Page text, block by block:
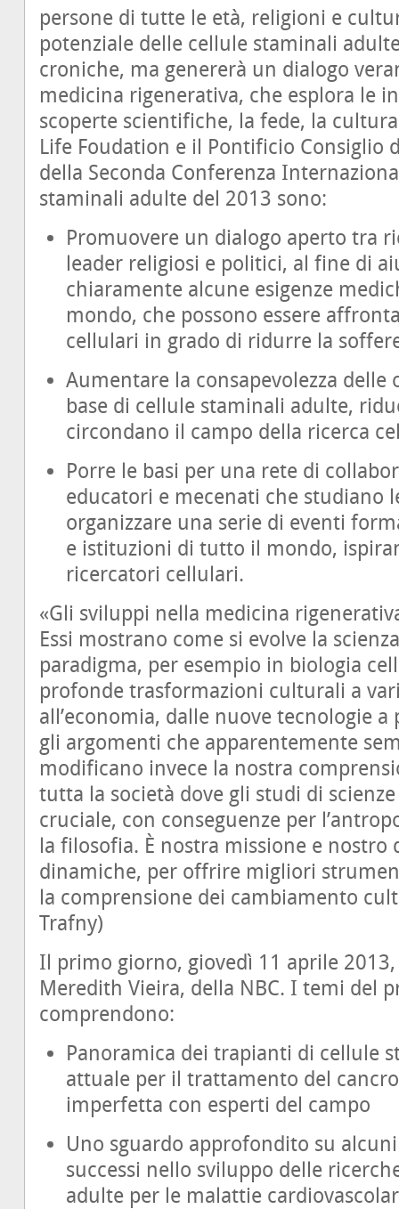
persone di tutte le età, religioni e
potenziale delle cellule staminali
croniche, ma genererà un dialogo
medicina rigenerativa, che esplora le
scoperte scientifiche, la fede, la
Life Foudation e il Pontificio Consiglio
della Seconda Conferenza
staminali adulte del 2013 sono:
Promuovere un dialogo aperto tra
leader religiosi e politici, al fine di
chiaramente alcune esigenze
mondo, che possono essere
cellulari in grado di ridurre la
Aumentare la consapevolezza
base di cellule staminali adulte,
circondano il campo della ricerca
Porre le basi per una rete di
educatori e mecenati che studiano
organizzare una serie di eventi
e istituzioni di tutto il mondo,
ricercatori cellulari.
«Gli sviluppi nella medicina
Essi mostrano come si evolve la
paradigma, per esempio in biologia
profonde trasformazioni culturali a
all’economia, dalle nuove tecnologie
gli argomenti che apparentemente
modificano invece la nostra
tutta la società dove gli studi di
cruciale, con conseguenze per
la filosofia. È nostra missione e nostro
dinamiche, per offrire migliori
la comprensione dei cambiamento
Trafny)
Il primo giorno, giovedì 11 aprile
Meredith Vieira, della NBC. I temi del
comprendono:
Panoramica dei trapianti di cellule
attuale per il trattamento del
imperfetta con esperti del campo
Uno sguardo approfondito su
successi nello sviluppo delle
adulte per le malattie